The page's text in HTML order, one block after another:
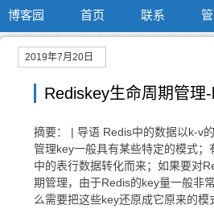
博客园 首页 联系
2019年7月20日
Rediskey生命周期管理
摘要： | 导语 Redis中的数据以k-v
管理key一般具有某些特定的模式
中的表行数据转化而来；如果要对
期管理，由于Redis的key量一般非
么需要把这些key还原成它原来的模